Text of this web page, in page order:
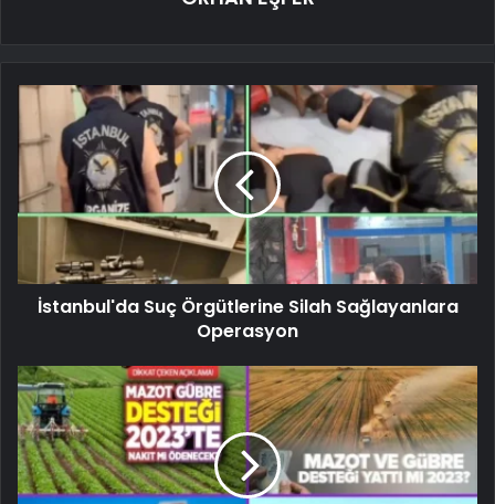
İstanbul'da Suç Örgütlerine Silah Sağlayanlara
Operasyon